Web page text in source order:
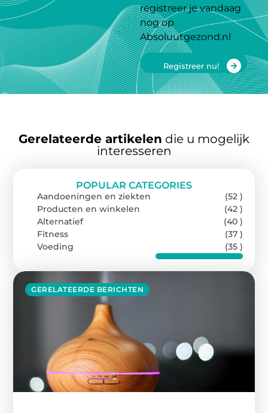
registreer je vandaag
nog op
Absoluutgezond.nl
Registreer nu!
Gerelateerde artikelen die u mogelijk
interesseren
GERELATEERDE BERICHTEN
POPULAR CATEGORIES
Aandoeningen en ziekten
(52 )
Producten en winkelen
(42 )
Alternatief
(40 )
Fitness
(37 )
Voeding
(35 )